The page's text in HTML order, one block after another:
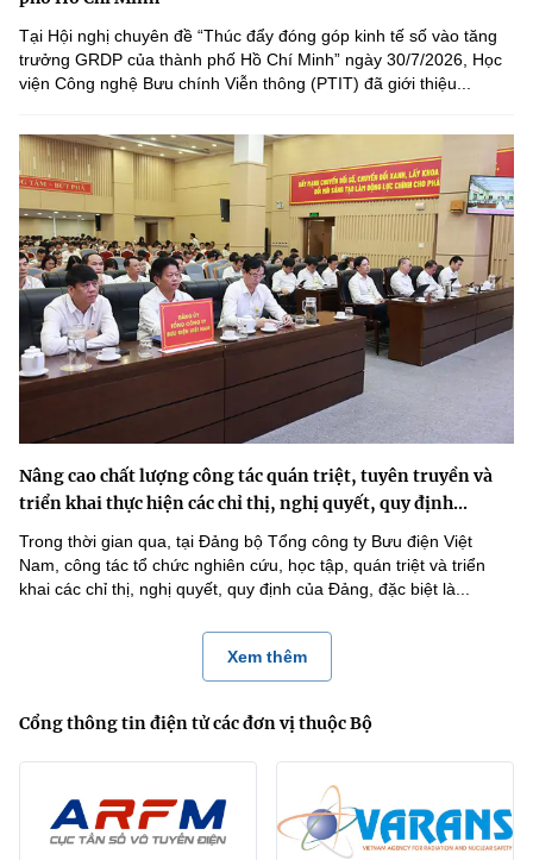
Tại Hội nghị chuyên đề “Thúc đẩy đóng góp kinh tế số vào tăng
trưởng GRDP của thành phố Hồ Chí Minh” ngày 30/7/2026, Học
viện Công nghệ Bưu chính Viễn thông (PTIT) đã giới thiệu...
Nâng cao chất lượng công tác quán triệt, tuyên truyền và
triển khai thực hiện các chỉ thị, nghị quyết, quy định...
Trong thời gian qua, tại Đảng bộ Tổng công ty Bưu điện Việt
Nam, công tác tổ chức nghiên cứu, học tập, quán triệt và triển
khai các chỉ thị, nghị quyết, quy định của Đảng, đặc biệt là...
Xem thêm
Cổng thông tin điện tử các đơn vị thuộc Bộ